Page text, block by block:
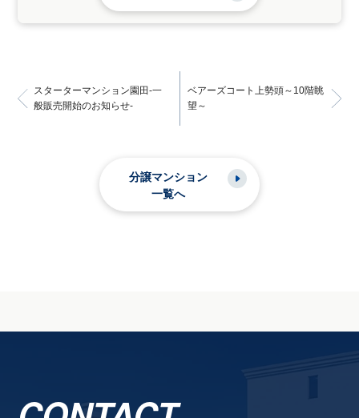
スターターマンション園田-一
般販売開始のお知らせ-
ベアーズコート上勢頭～10階眺
望～
分譲マンション
一覧へ